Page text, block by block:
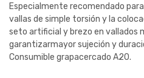
Especialmente recomendado
vallas de simple torsión y la
seto artificial y brezo en vallados
garantizarmayor sujeción y
Consumible grapacercado A20.